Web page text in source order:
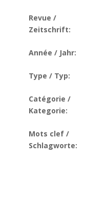
Revue /
Zeitschrift:
Année / Jahr:
Type / Typ:
Catégorie /
Kategorie:
Mots clef /
Schlagworte: